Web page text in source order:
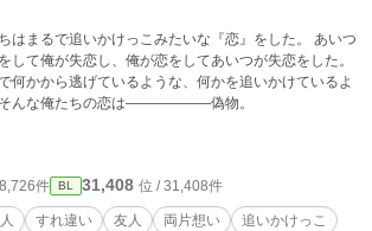
はまるで追いかけっこみたいな『恋』をした。 あいつ
して俺が失恋し、俺が恋をしてあいつが失恋をした。
何かから逃げているような、何かを追いかけているよ
そんな俺たちの恋は――――――偽物。
件 BL 31,408 位 / 31,408件
すれ違い 友人 両片想い
追いかけっこ